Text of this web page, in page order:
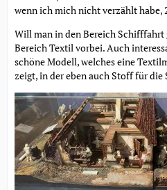
wenn ich mich nicht verzählt habe,
Will man in den Bereich Schifffahrt
Bereich Textil vorbei. Auch
schöne Modell, welches eine
zeigt, in der eben auch Stoff für die